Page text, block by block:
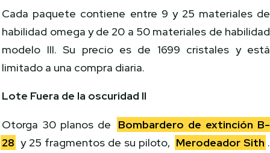
Cada paquete contiene entre 9 y 25 materiales de
habilidad omega y de 20 a 50 materiales de habilidad
modelo III. Su precio es de 1699 cristales y está
limitado a una compra diaria.
Lote Fuera de la oscuridad II
Otorga 30 planos de
Bombardero de extinción B-
28 y 25 fragmentos de su piloto, Merodeador Sith .